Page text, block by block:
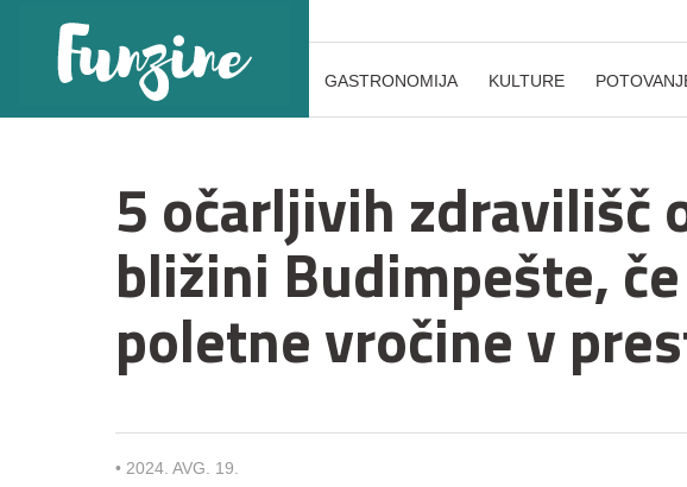
GASTRONOMIJA KULTURE
5 očarljivih zdravilišč
bližini Budimpešte,
poletne vročine v
• 2024. AVG. 19.